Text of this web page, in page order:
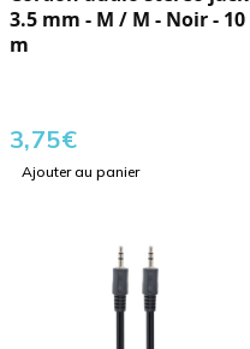
3.5 mm - M / M - Noir - 10
m
3,75€
Ajouter au panier